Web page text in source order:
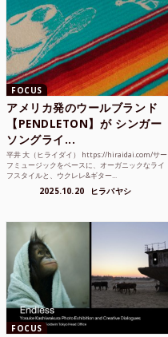
FOCUS
アメリカ発のウールブランド
【PENDLETON】が シンガー
ソングライ...
平井 大（ヒライダイ） https://hiraidai.com/サー
フミュージックをベースに、オーガニックなライ
フスタイルと、ウクレレ&ギター...
2025.10.20 ヒラバヤシ
FOCUS